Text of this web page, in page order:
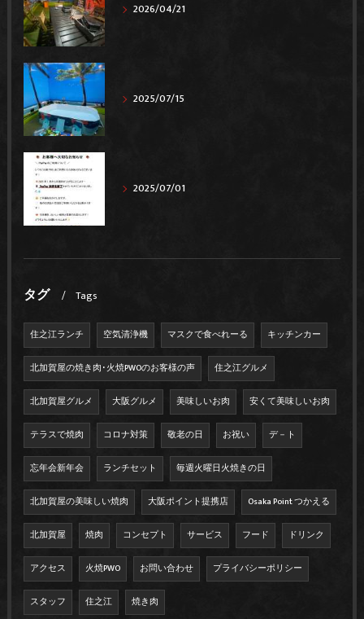
2026/04/21
2025/07/15
2025/07/01
タグ Tags
住之江ランチ 空気清浄機 マスクで食べれーる キッチンカー
北加賀屋の焼き肉･火焼PWOのお客様の声 住之江グルメ
北加賀屋グルメ 大阪グルメ 美味しいお肉 安くて美味しいお肉
テラスで焼肉 コロナ対策 敬老の日 お祝い デ－ト
忘年会新年会 ランチセット 毎週火曜日火焼きの日
北加賀屋の美味しい焼肉 大阪ポイント提携店 Osaka Point つかえる
北加賀屋 焼肉 コンセプト サービス フード ドリンク
アクセス 火焼PWO お問い合わせ プライバシーポリシー
スタッフ 住之江 焼き肉